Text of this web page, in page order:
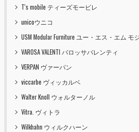
T's mobile ティーズモービレ
unicoウニコ
USM Modular Furniture ユー・エス・エム モジ
VAROSA VALENTI バロッサバレンティ
VERPAN ヴァーパン
viccarbe ヴィッカルベ
Walter Knoll ウォルターノル
Vitra. ヴィトラ
Wilkhahn ウィルクハーン